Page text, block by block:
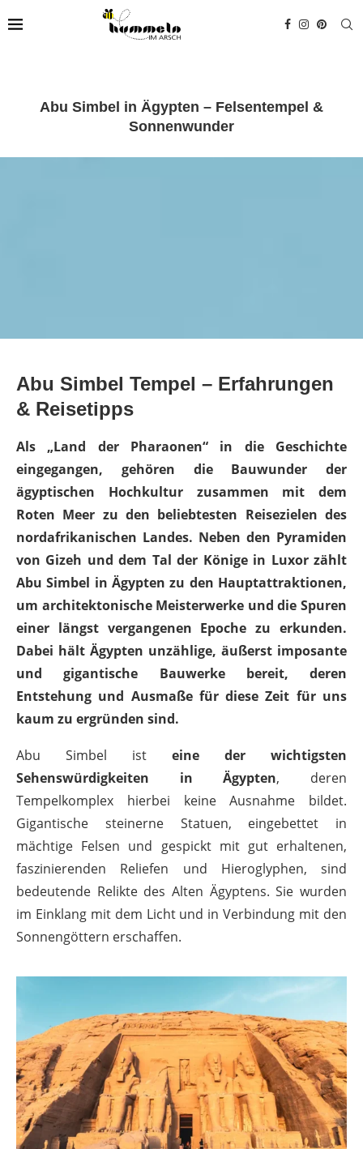
Abu Simbel in Ägypten – Felsentempel &
Sonnenwunder
Abu Simbel Tempel – Erfahrungen
& Reisetipps
Als „Land der Pharaonen“ in die Geschichte
eingegangen, gehören die Bauwunder der
ägyptischen Hochkultur zusammen mit dem
Roten Meer zu den beliebtesten Reisezielen des
nordafrikanischen Landes. Neben den Pyramiden
von Gizeh und dem Tal der Könige in Luxor zählt
Abu Simbel in Ägypten zu den Hauptattraktionen,
um architektonische Meisterwerke und die Spuren
einer längst vergangenen Epoche zu erkunden.
Dabei hält Ägypten unzählige, äußerst imposante
und gigantische Bauwerke bereit, deren
Entstehung und Ausmaße für diese Zeit für uns
kaum zu ergründen sind.
Abu Simbel ist eine der wichtigsten
Sehenswürdigkeiten in Ägypten, deren
Tempelkomplex hierbei keine Ausnahme bildet.
Gigantische steinerne Statuen, eingebettet in
mächtige Felsen und gespickt mit gut erhaltenen,
faszinierenden Reliefen und Hieroglyphen, sind
bedeutende Relikte des Alten Ägyptens. Sie wurden
im Einklang mit dem Licht und in Verbindung mit den
Sonnengöttern erschaffen.